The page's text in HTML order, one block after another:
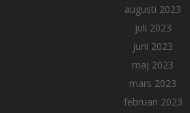
augusti 2023
juli 2023
juni 2023
maj 2023
mars 2023
februari 2023